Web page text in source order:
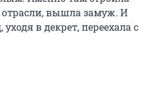
отрасли, вышла замуж. И
уходя в декрет, переехала с